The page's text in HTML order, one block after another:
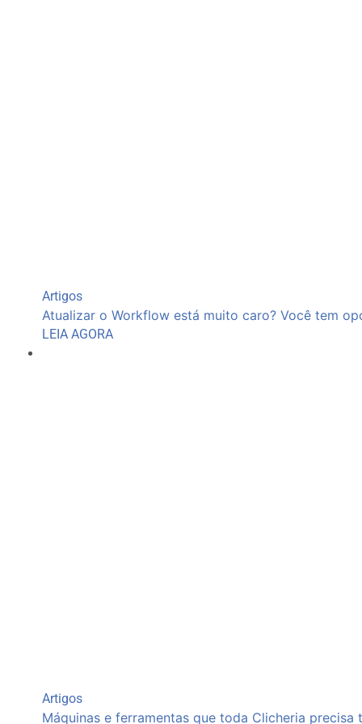
Artigos
Atualizar o Workflow está muito caro? Você tem
LEIA AGORA
Artigos
Máquinas e ferramentas que toda Clicheria precisa